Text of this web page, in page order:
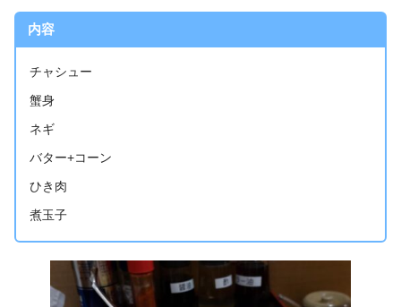
内容
チャシュー
蟹身
ネギ
バター+コーン
ひき肉
煮玉子